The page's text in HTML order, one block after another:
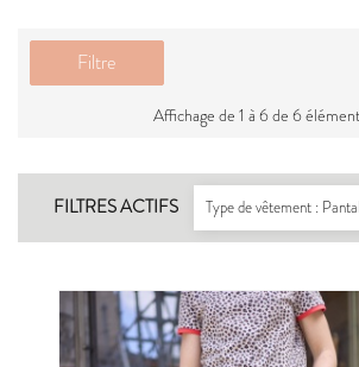
Filtre
Affichage de 1 à 6 de 6
FILTRES ACTIFS Type de vêtement :